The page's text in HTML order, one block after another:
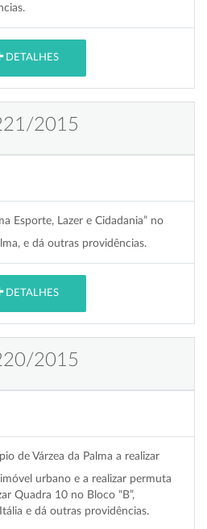
DETALHES
2015
Esporte, Lazer e Cidadania” no
e dá outras providências.
DETALHES
2015
de Várzea da Palma a realizar
urbano e a realizar permuta
Quadra 10 no Bloco “B”,
e dá outras providências.